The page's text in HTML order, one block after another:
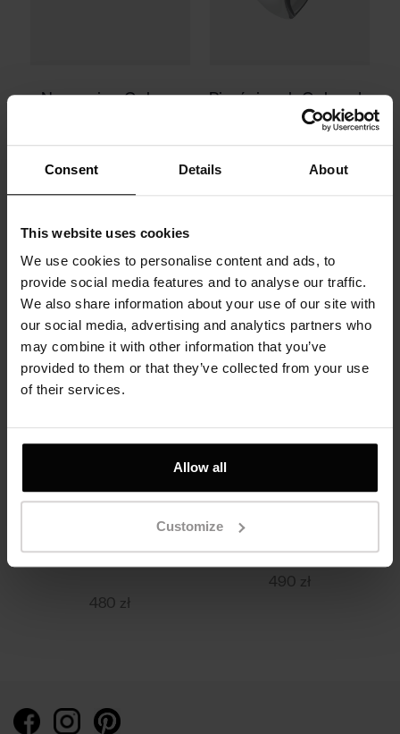
Consent Details About
This website uses cookies
We use cookies to personalise content and ads, to
provide social media features and to analyse our traffic.
We also share information about your use of our site with
our social media, advertising and analytics partners who
may combine it with other information that you’ve
provided to them or that they’ve collected from your use
of their services.
Allow all
Customize
Nausznica Galaxy,
złocenie różowe
330 zł
Pierścionek Galaxy L,
srebro próby 925
430 zł
Pierścionek Cloud,
złocenie złotem
żółtym
480 zł
Pierścionek Galaxy L,
złocenie różowe
490 zł